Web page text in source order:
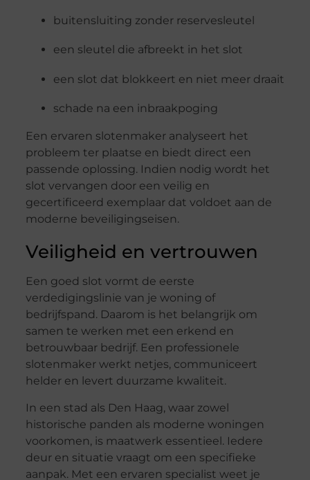
buitensluiting zonder reservesleutel
een sleutel die afbreekt in het slot
een slot dat blokkeert en niet meer draait
schade na een inbraakpoging
Een ervaren slotenmaker analyseert het
probleem ter plaatse en biedt direct een
passende oplossing. Indien nodig wordt het
slot vervangen door een veilig en
gecertificeerd exemplaar dat voldoet aan de
moderne beveiligingseisen.
Veiligheid en vertrouwen
Een goed slot vormt de eerste
verdedigingslinie van je woning of
bedrijfspand. Daarom is het belangrijk om
samen te werken met een erkend en
betrouwbaar bedrijf. Een professionele
slotenmaker werkt netjes, communiceert
helder en levert duurzame kwaliteit.
In een stad als Den Haag, waar zowel
historische panden als moderne woningen
voorkomen, is maatwerk essentieel. Iedere
deur en situatie vraagt om een specifieke
aanpak. Met een ervaren specialist weet je